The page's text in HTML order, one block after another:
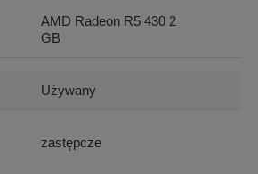
AMD Radeon R5 430 2
GB
Używany
zastępcze